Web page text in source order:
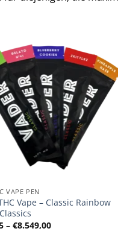
VAPE PEN
Vape – Classic Rainbow
–€8.549,00Preisspanne: